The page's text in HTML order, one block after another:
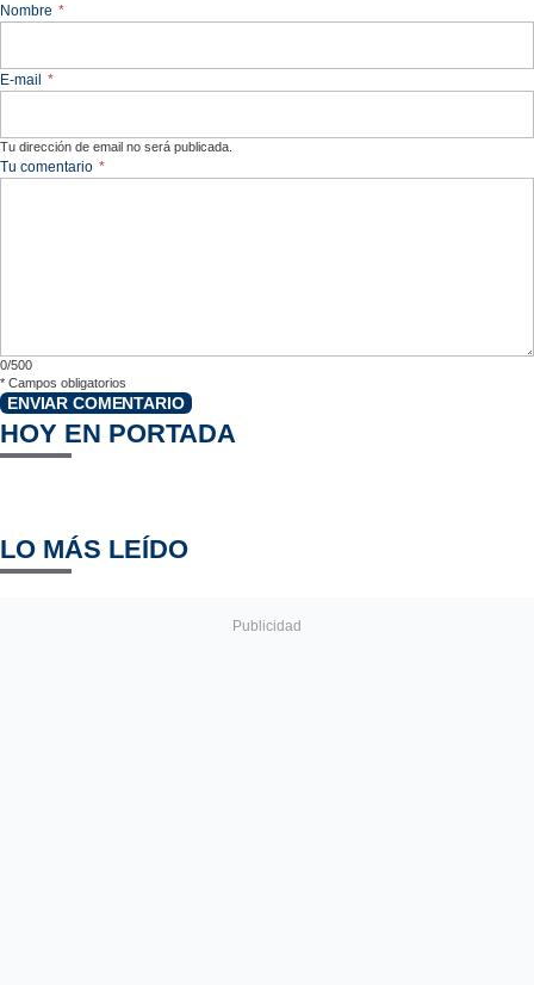
Nombre *
E-mail *
Tu dirección de email no será publicada.
Tu comentario *
0/500
* Campos obligatorios
ENVIAR COMENTARIO
HOY EN PORTADA
LO MÁS LEÍDO